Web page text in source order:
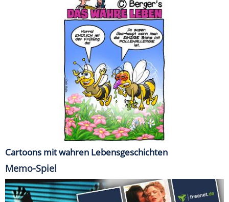
Cartoons mit wahren Lebensgeschichten
Memo-Spiel